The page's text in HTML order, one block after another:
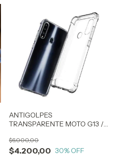
ANTIGOLPES
TRANSPARENTE MOTO G13 /
$4.200,00
$6.000,00
30% OFF